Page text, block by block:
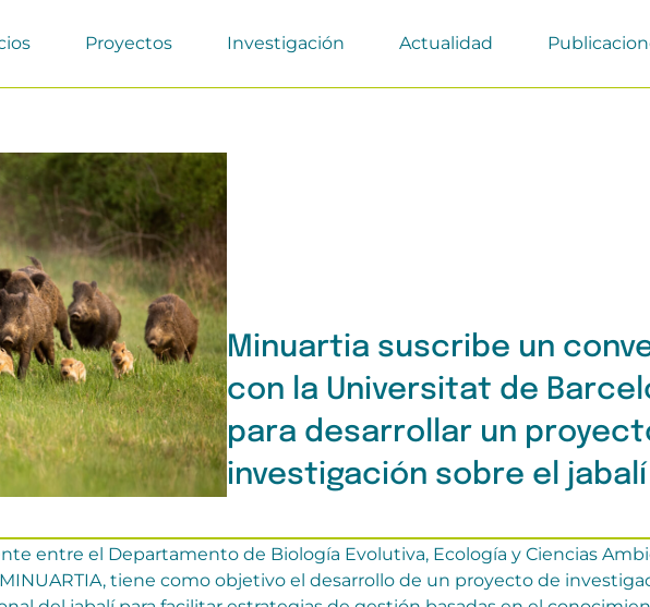
Proyectos Investigación Actualidad
Minuartia suscribe un
con la Universitat de
para desarrollar un
investigación sobre el jabalí
entre el Departamento de Biología Evolutiva, Ecología y Ciencias
tiene como objetivo el desarrollo de un proyecto de